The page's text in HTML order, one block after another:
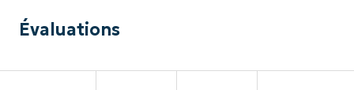
Évaluations